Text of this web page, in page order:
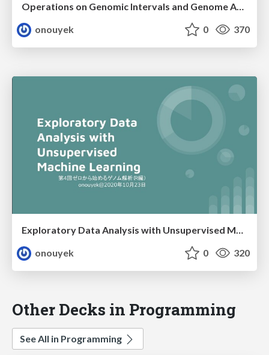
Operations on Genomic Intervals and Genome Arithmetic
onouyek
0 370
Exploratory Data Analysis with Unsupervised Machine Learning
onouyek
0 320
Other Decks in Programming
See All in Programming